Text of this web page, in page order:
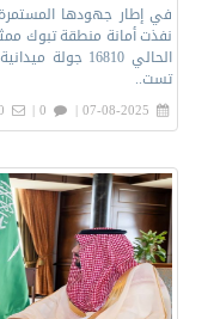
في إطار جهودها
نفذت أمانة منطقة تبوك
الحالي 16810
تست..
07-08-2025 |
0 |
|